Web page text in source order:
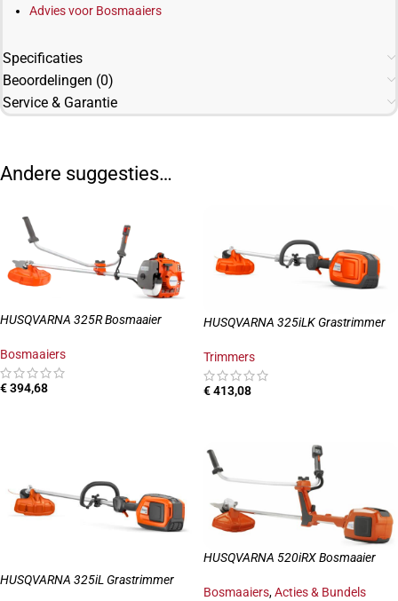
Advies voor Bosmaaiers
Specificaties
Beoordelingen (0)
Service & Garantie
Andere suggesties…
HUSQVARNA 325R Bosmaaier
Bosmaaiers
€394,68
HUSQVARNA 325iLK Grastrimmer
Trimmers
€413,08
HUSQVARNA 325iL Grastrimmer
HUSQVARNA 520iRX Bosmaaier
Bosmaaiers,Acties & Bundels